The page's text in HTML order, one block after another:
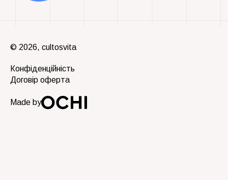
© 2026, cultosvita
Конфіденційність
Договір оферта
Made by